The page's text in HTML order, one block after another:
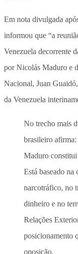
Em nota divulgada
informou que “a
Venezuela decorrente
por Nicolás Maduro e
Nacional, Juan
da Venezuela
No trecho mais
brasileiro
Maduro
Está baseado na
narcotráfico, no
dinheiro e no
Relações
posicionamento
oposição.